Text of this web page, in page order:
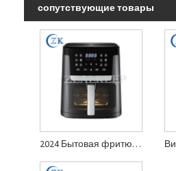
сопутствующие товары
2024 Бытовая фритюрница большой емкости